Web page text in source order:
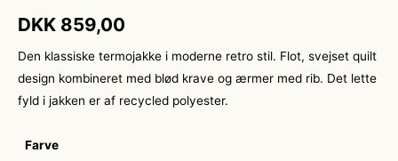
DKK 859,00
Den klassiske termojakke i moderne retro stil. Flot, svejset quilt
design kombineret med blød krave og ærmer med rib. Det lette
fyld i jakken er af recycled polyester.
Farve